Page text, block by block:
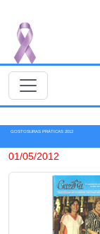
GOSTOSURAS PRÁTICAS 2012
01/05/2012